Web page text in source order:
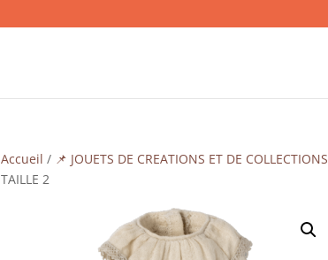
Accueil / 📌 JOUETS DE CREATIONS ET DE COLLECTIONS
TAILLE 2